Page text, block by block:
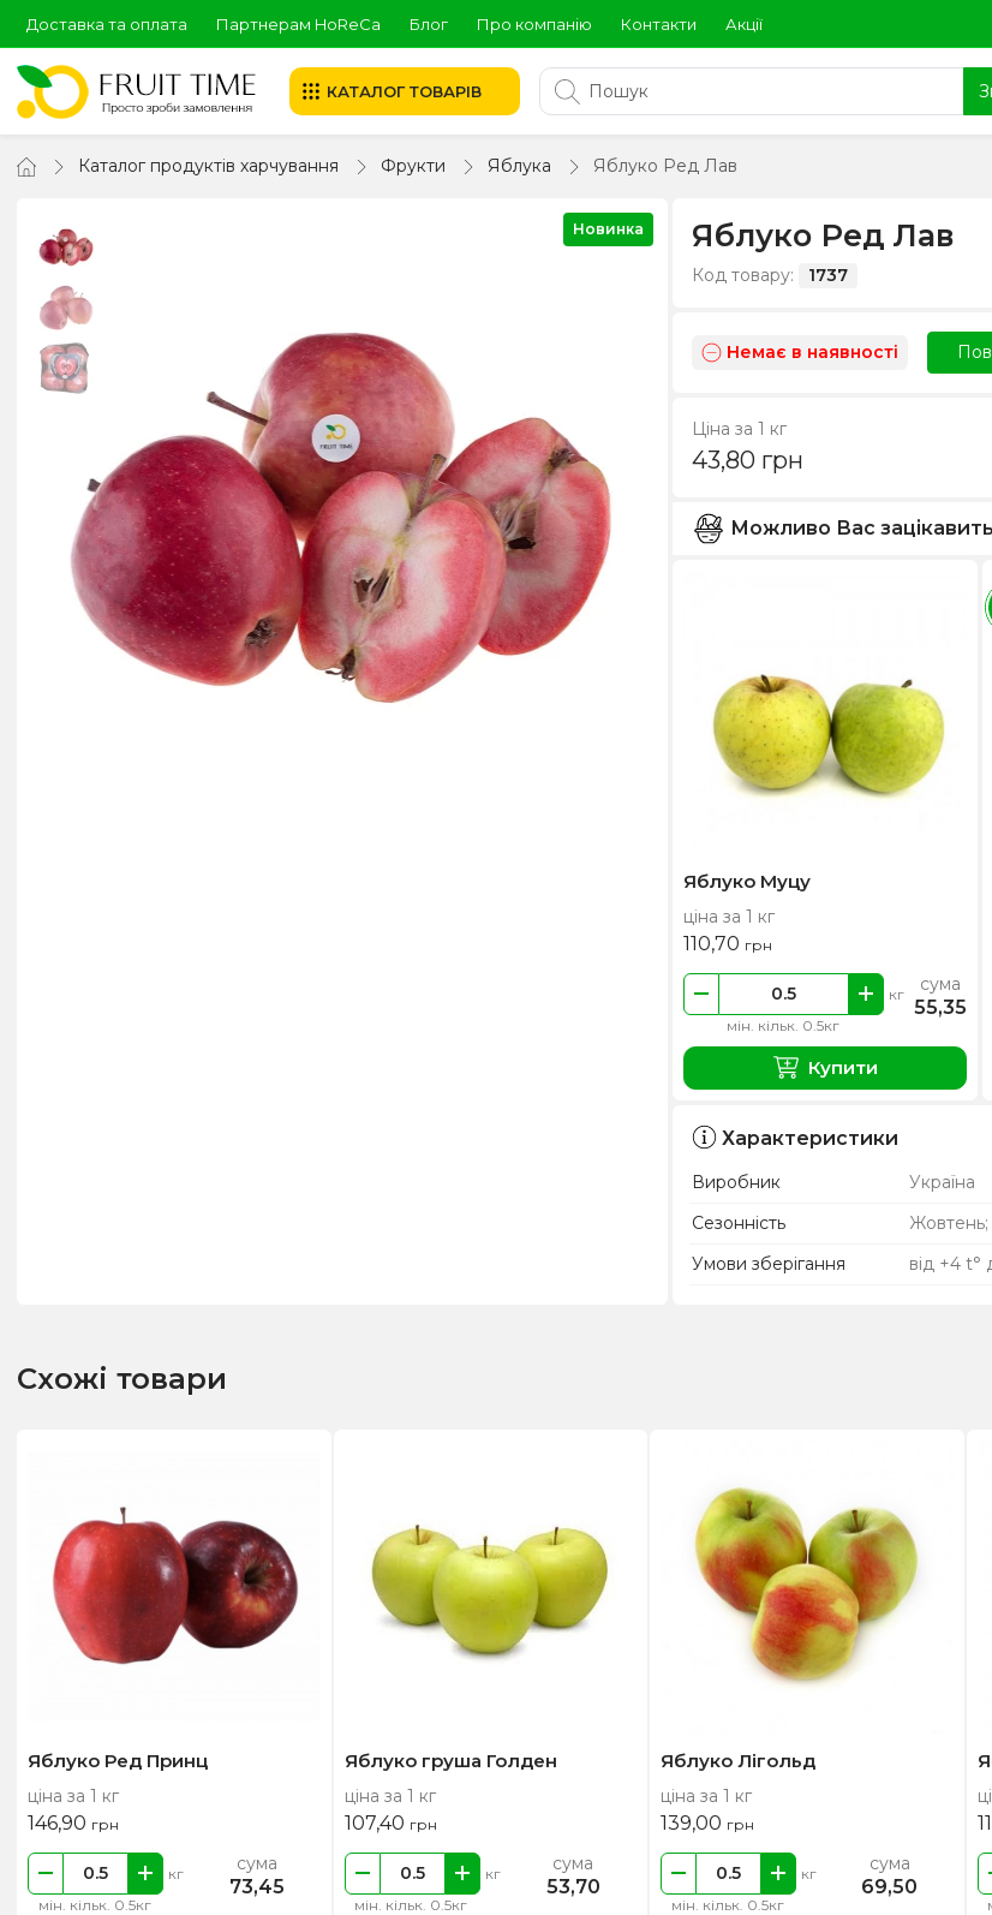
Доставка та оплата Партнерам HoReCa Блог Про компанію Контакти Акції
КАТАЛОГ ТОВАРІВ
Каталог продуктів харчування Фрукти Яблука Яблуко Ред Лав
Новинка Яблуко Ред Лав
Код товару: 1737
Немає в наявності
Ціна за 1 кг
43,80 грн
Можливо Вас зацікавить
Яблуко Муцу
ціна за 1 кг
110,70 грн
мін. кільк. 0.5кг
кг сума
55,35
Купити
Характеристики
Виробник Україна
Сезонність
Умови зберігання
від +4 t°
Схожі товари
Яблуко Ред Принц
ціна за 1 кг
146,90 грн
мін. кільк. 0.5кг
кг сума
73,45
Яблуко груша Голден
ціна за 1 кг
107,40 грн
мін. кільк. 0.5кг
кг сума
53,70
Яблуко Лігольд
ціна за 1 кг
139,00 грн
мін. кільк. 0.5кг
кг сума
69,50